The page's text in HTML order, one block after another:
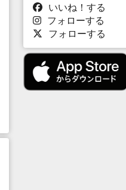
いいね！する
フォローする
フォローする